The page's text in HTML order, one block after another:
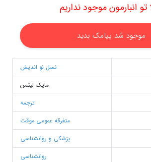
تو انبارمون موجود نداریم
موجود شد پیامک بدید
نسل نو اندیش
مایک لیتمن
ترجمه
متفرقه عمومی موقت
پزشکی و روانشناسی
روانشناسی